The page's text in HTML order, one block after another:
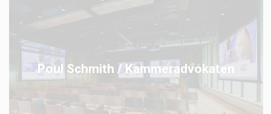
Poul Schmith / Kammeradvokaten